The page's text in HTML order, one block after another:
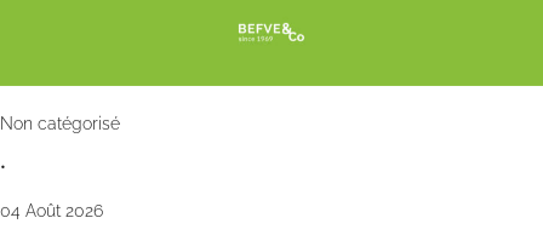
Non catégorisé
•
04 Août 2026